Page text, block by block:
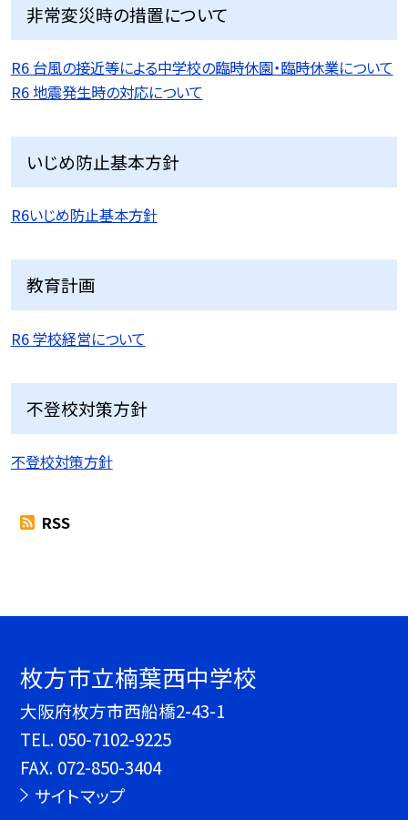
非常変災時の措置について
R6 台風の接近等による中学校の臨時休園・臨時休業について
R6 地震発生時の対応について
いじめ防止基本方針
R6いじめ防止基本方針
教育計画
R6 学校経営について
不登校対策方針
不登校対策方針
RSS
枚方市立楠葉西中学校
大阪府枚方市西船橋2-43-1
TEL. 050-7102-9225
FAX. 072-850-3404
サイトマップ